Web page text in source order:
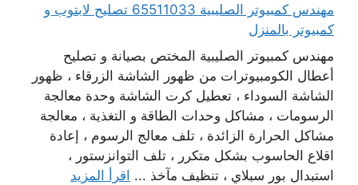
مهندس كمبيوتر الصليبية 65511033 تصليح لابتوب و
كمبيوتر بالمنزل
مهندس كمبيوتر الصليبية المختص بصيانة و تصليح
أعطال الكومبيوترات من ظهور الشاشة الزرقاء ، ظهور
الشاشة السوداء ، تعطيل كرت الشاشة وحدة معالجة
الرسومات ، مشاكل وحدات الطاقة و التغذية ، معالجة
مشاكل الحرارة الزائدة ، تلف معالج الرسوم ، إعادة
اقلاع الحاسوب بشكل متكرر ، تلف التوانزستور ،
استبدال بور سبلاي ، تنظيف مآخذ ... اقرأ المزيد